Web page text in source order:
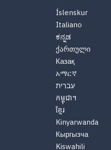
Íslenskur
Italiano
ಕನ್ನಡ
ქართული
Казақ
አማርኛ
עִברִית
កម្ពុជា។
ខ្មែរ
Kinyarwanda
Кыргызча
Kiswahili